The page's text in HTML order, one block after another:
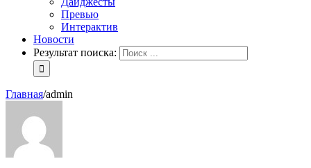
Превью
Интерактив
Новости
Результат поиска:
Главная/admin